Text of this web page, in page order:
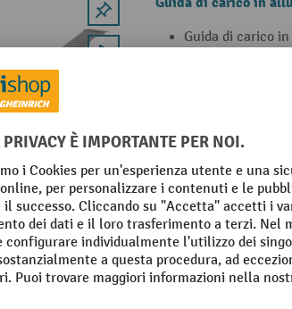
Guida di carico
Spessore del
Resistenza allo
Guide di carico
Guida di carico